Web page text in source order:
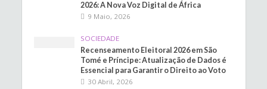
2026: A Nova Voz Digital de África
9 Maio, 2026
SOCIEDADE
Recenseamento Eleitoral 2026 em São
Tomé e Príncipe: Atualização de Dados é
Essencial para Garantir o Direito ao Voto
30 Abril, 2026